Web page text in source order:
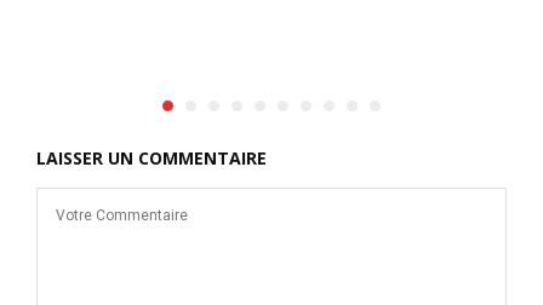
LAISSER UN COMMENTAIRE